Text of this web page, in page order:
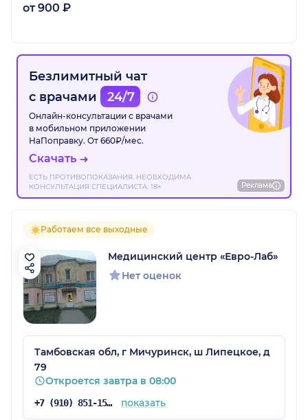
от 900 ₽
Безлимитный чат
с врачами
24/7
Онлайн-консультации с врачами
в мобильном приложении
НаПоправку. От 660₽/мес.
Скачать
ЕСТЬ ПРОТИВОПОКАЗАНИЯ. НЕОБХОДИМА
КОНСУЛЬТАЦИЯ СПЕЦИАЛИСТА. 18+
Реклама
Работаем все выходные
Медицинский центр «Евро-Лаб»
Нет оценок
Тамбовская обл, г Мичуринск, ш Липецкое, д
79
Откроется завтра в 08:00
+7 (910) 851-15-22 показать